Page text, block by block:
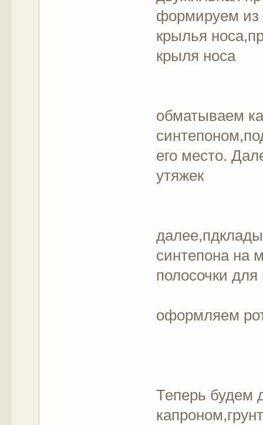
формируем из
крылья
крыля носа
обматываем
его место.
утяжек
синтепона на
полосочки
оформляем
Теперь будем